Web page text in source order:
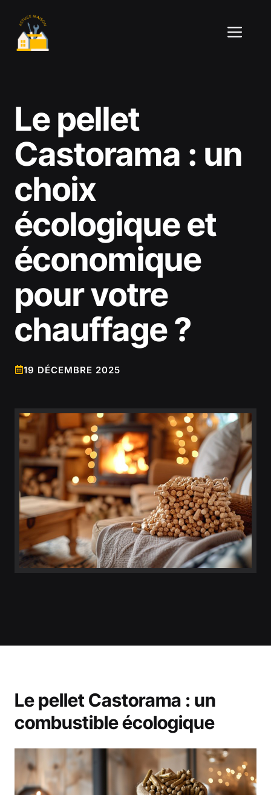
contenu
Le pellet
Castorama : un
choix
écologique et
économique
pour votre
chauffage ?
19 DÉCEMBRE 2025
Le pellet Castorama : un
combustible écologique